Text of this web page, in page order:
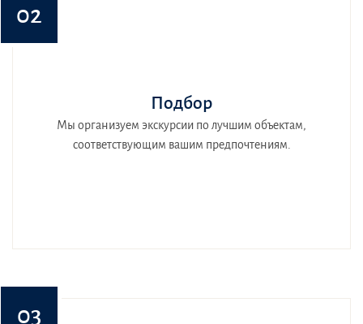
02
Подбор
Мы организуем экскурсии по лучшим объектам,
соответствующим вашим предпочтениям.
03